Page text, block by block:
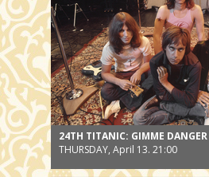
24TH TITANIC: GIMME DANGER
THURSDAY, April 13. 21:00